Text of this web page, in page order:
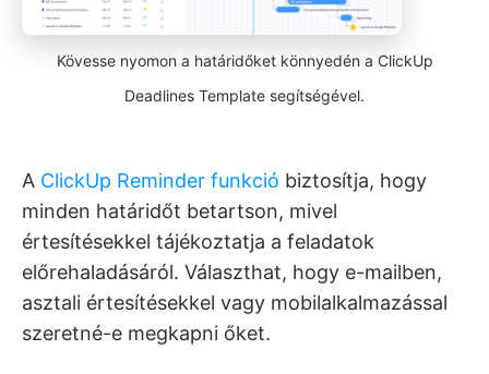
Kövesse nyomon a határidőket könnyedén a ClickUp
Deadlines Template segítségével.
A ClickUp Reminder funkció biztosítja, hogy
minden határidőt betartson, mivel
értesítésekkel tájékoztatja a feladatok
előrehaladásáról. Választhat, hogy e-mailben,
asztali értesítésekkel vagy mobilalkalmazással
szeretné-e megkapni őket.